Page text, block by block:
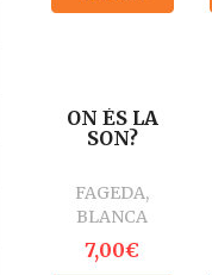
ON ÉS LA
SON?
FAGEDA,
BLANCA
7,00€